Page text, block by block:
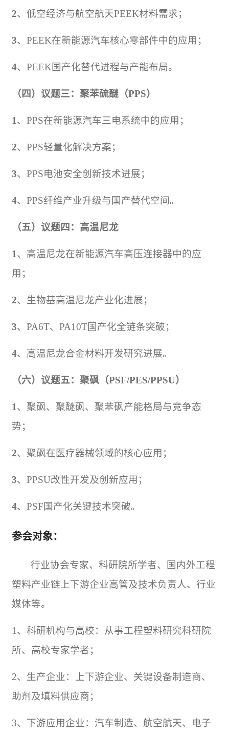
2、低空经济与航空航天PEEK材料需求；
3、 PEEK在新能源汽车核心零部件中的应用；
4、 PEEK国产化替代进程与产能布局。
（四）议题三：聚苯硫醚（PPS）
1、 PPS在新能源汽车三电系统中的应用；
2、 PPS轻量化解决方案；
3、 PPS电池安全创新技术进展；
4、 PPS纤维产业升级与国产替代空间。
（五）议题四：高温尼龙
1、高温尼龙在新能源汽车高压连接器中的应
用；
2、生物基高温尼龙产业化进展；
3、 PA6T、 PA10T国产化全链条突破；
4、高温尼龙合金材料开发研究进展。
（六）议题五：聚砜（PSF/PES/PPSU）
1、聚砜、聚醚砜、聚苯砜产能格局与竞争态
势；
2、聚砜在医疗器械领域的核心应用；
3、 PPSU改性开发及创新应用；
4、 PSF国产化关键技术突破。
参会对象：
行业协会专家、科研院所学者、国内外工程
塑料产业链上下游企业高管及技术负责人、行业
媒体等。
1 、科研机构与高校：从事工程塑料研究科研院
所、高校专家学者；
2、生产企业：上下游企业、关键设备制造商、
助剂及填料供应商；
3、下游应用企业：汽车制造、航空航天、电子